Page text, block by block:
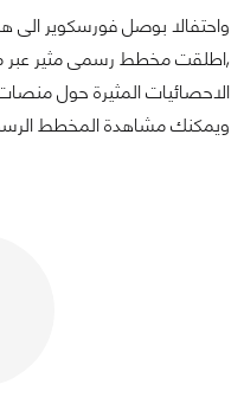
واحتفالا بوصل فورسكوير الى
,اطلقت مخطط رسمى مثير عبر
الاحصائيات المثيرة حول
ويمكنك مشاهدة المخطط